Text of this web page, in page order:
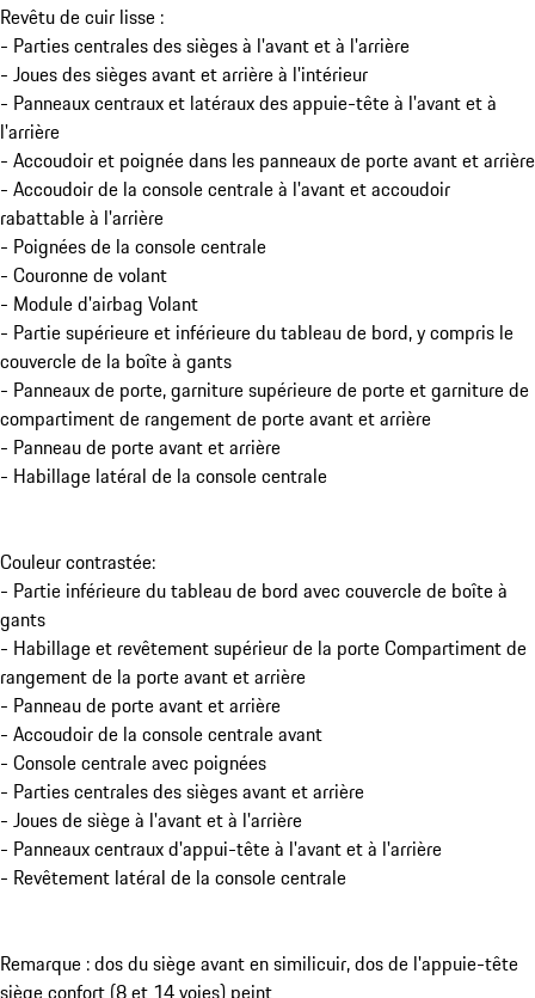
Revêtu de cuir lisse :
- Parties centrales des sièges à l'avant et à l'arrière
- Joues des sièges avant et arrière à l'intérieur
- Panneaux centraux et latéraux des appuie-tête à l'avant et à
l'arrière
- Accoudoir et poignée dans les panneaux de porte avant et arrière
- Accoudoir de la console centrale à l'avant et accoudoir
rabattable à l'arrière
- Poignées de la console centrale
- Couronne de volant
- Module d'airbag Volant
- Partie supérieure et inférieure du tableau de bord, y compris le
couvercle de la boîte à gants
- Panneaux de porte, garniture supérieure de porte et garniture de
compartiment de rangement de porte avant et arrière
- Panneau de porte avant et arrière
- Habillage latéral de la console centrale
Couleur contrastée:
- Partie inférieure du tableau de bord avec couvercle de boîte à
gants
- Habillage et revêtement supérieur de la porte Compartiment de
rangement de la porte avant et arrière
- Panneau de porte avant et arrière
- Accoudoir de la console centrale avant
- Console centrale avec poignées
- Parties centrales des sièges avant et arrière
- Joues de siège à l'avant et à l'arrière
- Panneaux centraux d'appui-tête à l'avant et à l'arrière
- Revêtement latéral de la console centrale
Remarque : dos du siège avant en similicuir, dos de l'appuie-tête
siège confort (8 et 14 voies) peint